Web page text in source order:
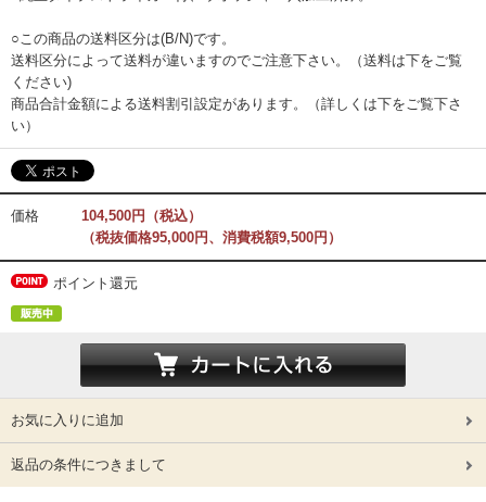
○この商品の送料区分は(B/N)です。
送料区分によって送料が違いますのでご注意下さい。（送料は下をご覧
ください)
商品合計金額による送料割引設定があります。（詳しくは下をご覧下さ
い）
価格
104,500円（税込）
（税抜価格95,000円、消費税額9,500円）
ポイント還元
お気に入りに追加
返品の条件につきまして